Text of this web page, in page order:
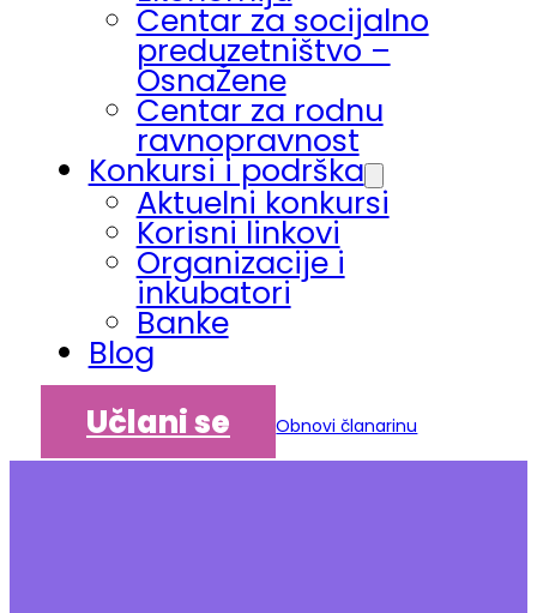
Centar za socijalno
preduzetništvo –
OsnaŽene
Centar za rodnu
ravnopravnost
Konkursi i podrška
Aktuelni konkursi
Korisni linkovi
Organizacije i
inkubatori
Banke
Blog
Učlani se
Obnovi članarinu